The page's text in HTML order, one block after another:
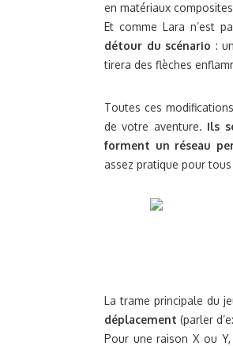
en matériaux
Et comme Lara n’est
détour du scénario :
tirera des flèches
Toutes ces
de votre aventure. Ils
forment un réseau
assez pratique pour
La trame principale du
déplacement (parler
Pour une raison X ou